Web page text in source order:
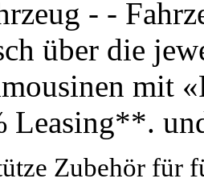
- -
über die
mit
Leasing**.
Zubehör für